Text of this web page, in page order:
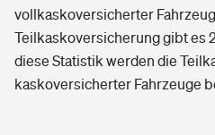
vollkaskoversicherter
Teilkaskoversicherung gibt es
diese Statistik werden die
kaskoversicherter Fahrzeuge